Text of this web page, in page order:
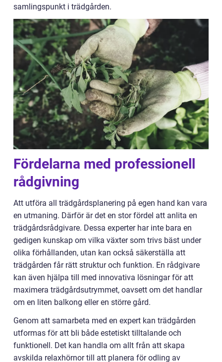
samlingspunkt i trädgården.
Fördelarna med professionell
rådgivning
Att utföra all trädgårdsplanering på egen hand kan vara
en utmaning. Därför är det en stor fördel att anlita en
trädgårdsrådgivare. Dessa experter har inte bara en
gedigen kunskap om vilka växter som trivs bäst under
olika förhållanden, utan kan också säkerställa att
trädgården får rätt struktur och funktion. En rådgivare
kan även hjälpa till med innovativa lösningar för att
maximera trädgårdsutrymmet, oavsett om det handlar
om en liten balkong eller en större gård.
Genom att samarbeta med en expert kan trädgården
utformas för att bli både estetiskt tilltalande och
funktionell. Det kan handla om allt från att skapa
avskilda relaxhörnor till att planera för odling av